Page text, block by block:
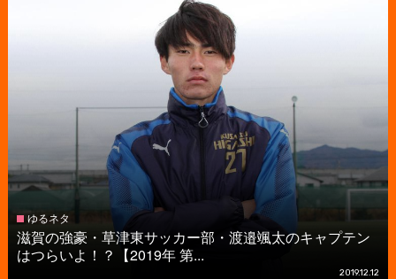
ゆるネタ
滋賀の強豪・草津東サッカー部・渡邉颯太のキャプテン
はつらいよ！？【2019年 第...
2019.12.12